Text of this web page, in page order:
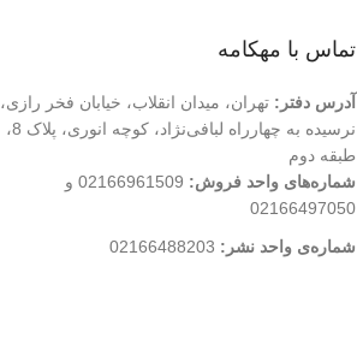
تماس با مهکامه
آدرس دفتر: تهران، میدان انقلاب، خیابان فخر رازی،
نرسیده به چهارراه لبافی‌نژاد، کوچه انوری، پلاک 8،
طبقه دوم
شماره‌های واحد فروش:
02166961509 و
02166497050
شماره‌‌ی واحد نشر: